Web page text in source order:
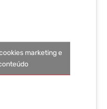
marketing e